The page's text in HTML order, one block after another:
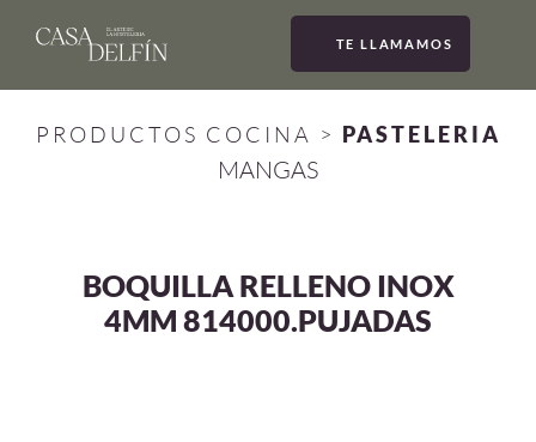
TE LLAMAMOS
PRODUCTOS COCINA > PASTELERIA
MANGAS
BOQUILLA RELLENO INOX
4MM 814000.PUJADAS